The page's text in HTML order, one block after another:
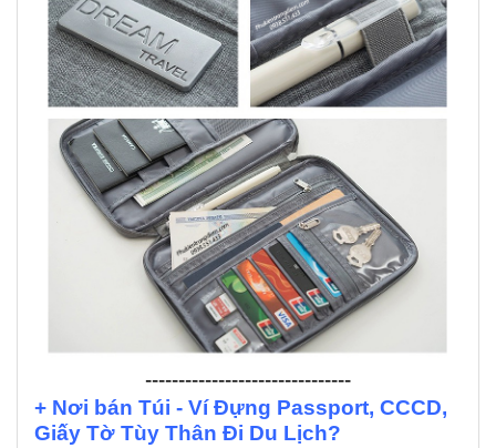
-------------------------------
+ Nơi bán Túi - Ví Đựng Passport, CCCD,
Giấy Tờ Tùy Thân Đi Du Lịch?